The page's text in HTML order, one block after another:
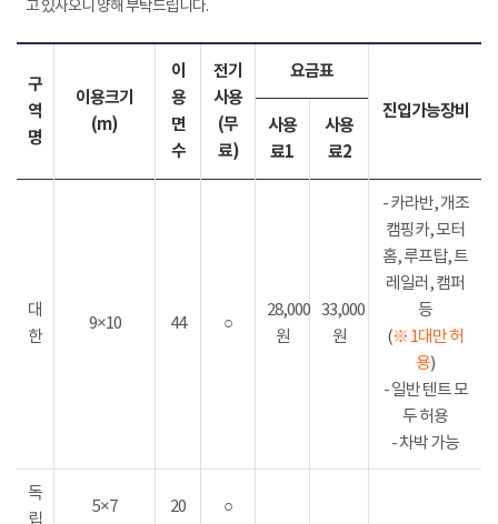
고 있사오니 양해 부탁드립니다.
구
역
명
이용크기
(m)
이
용
면
수
전기
사용
(무
료)
요금표
진입가능장비
사용
료1
사용
료2
대
한
9×10 44 ○
28,000
원
33,000
원
- 카라반, 개조
캠핑카, 모터
홈, 루프탑, 트
레일러, 캠퍼
등
(※ 1대만 허
용)
- 일반 텐트 모
두 허용
- 차박 가능
독
립
5×7 20 ○